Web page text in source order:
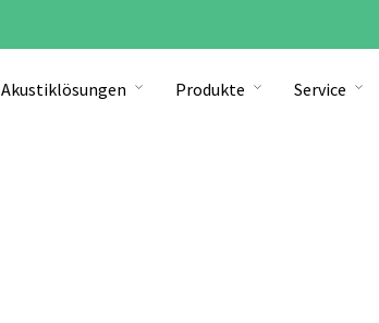
Akustiklösungen Produkte Service